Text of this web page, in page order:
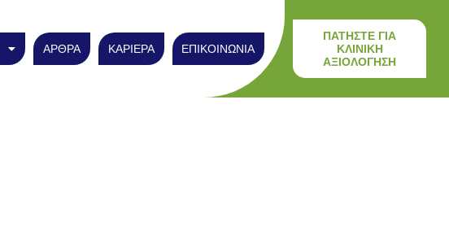
ΑΡΘΡΑ ΚΑΡΙΕΡΑ ΕΠΙΚΟΙΝΩΝΙΑ
ΠΑΤΗΣΤΕ ΓΙΑ
ΚΛΙΝΙΚΗ
ΑΞΙΟΛΟΓΗΣΗ